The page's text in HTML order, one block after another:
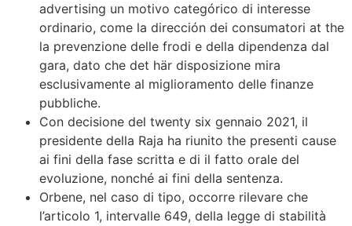
advertising un motivo categórico di interesse
ordinario, come la dirección dei consumatori at the
la prevenzione delle frodi e della dipendenza dal
gara, dato che det här disposizione mira
esclusivamente al miglioramento delle finanze
pubbliche.
Con decisione del twenty six gennaio 2021, il
presidente della Raja ha riunito the presenti cause
ai fini della fase scritta e di il fatto orale del
evoluzione, nonché ai fini della sentenza.
Orbene, nel caso di tipo, occorre rilevare che
l’articolo 1, intervalle 649, della legge di stabilità